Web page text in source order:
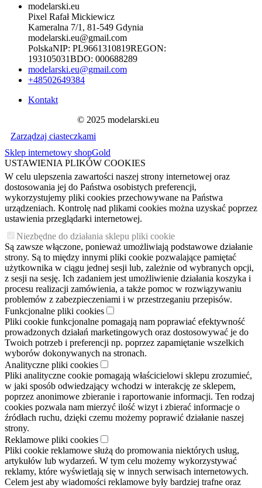
modelarski.eu
Pixel Rafał Mickiewicz
Kameralna 7/1, 81-549 Gdynia
modelarski.eu@gmail.com
PolskaNIP: PL9661310819REGON:
193105031BDO: 000688289
modelarski.eu@gmail.com
+48502649384
Kontakt
© 2025 modelarski.eu
Zarządzaj ciasteczkami
Sklep internetowy shopGold
USTAWIENIA PLIKÓW COOKIES
W celu ulepszenia zawartości naszej strony internetowej oraz
dostosowania jej do Państwa osobistych preferencji,
wykorzystujemy pliki cookies przechowywane na Państwa
urządzeniach. Kontrolę nad plikami cookies można uzyskać poprzez
ustawienia przeglądarki internetowej.
Niezbędne do działania sklepu pliki cookie
Są zawsze włączone, ponieważ umożliwiają podstawowe działanie
strony. Są to między innymi pliki cookie pozwalające pamiętać
użytkownika w ciągu jednej sesji lub, zależnie od wybranych opcji,
z sesji na sesję. Ich zadaniem jest umożliwienie działania koszyka i
procesu realizacji zamówienia, a także pomoc w rozwiązywaniu
problemów z zabezpieczeniami i w przestrzeganiu przepisów.
Funkcjonalne pliki cookies
Pliki cookie funkcjonalne pomagają nam poprawiać efektywność
prowadzonych działań marketingowych oraz dostosowywać je do
Twoich potrzeb i preferencji np. poprzez zapamiętanie wszelkich
wyborów dokonywanych na stronach.
Analityczne pliki cookies
Pliki analityczne cookie pomagają właścicielowi sklepu zrozumieć,
w jaki sposób odwiedzający wchodzi w interakcję ze sklepem,
poprzez anonimowe zbieranie i raportowanie informacji. Ten rodzaj
cookies pozwala nam mierzyć ilość wizyt i zbierać informacje o
źródłach ruchu, dzięki czemu możemy poprawić działanie naszej
strony.
Reklamowe pliki cookies
Pliki cookie reklamowe służą do promowania niektórych usług,
artykułów lub wydarzeń. W tym celu możemy wykorzystywać
reklamy, które wyświetlają się w innych serwisach internetowych.
Celem jest aby wiadomości reklamowe były bardziej trafne oraz